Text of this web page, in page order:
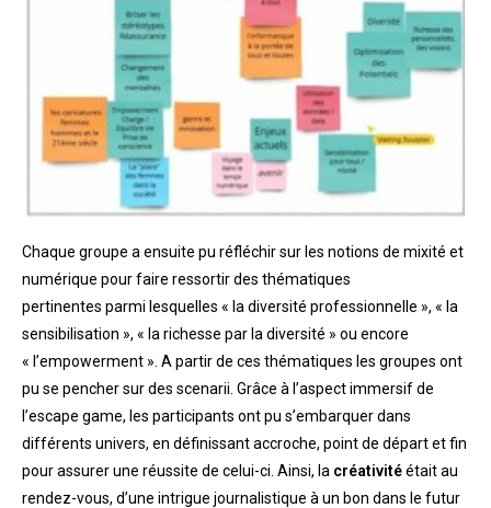
Chaque groupe a ensuite pu réfléchir sur les notions de mixité et
numérique pour faire ressortir des thématiques
pertinentes parmi lesquelles « la diversité professionnelle », « la
sensibilisation », « la richesse par la diversité » ou encore
« l’empowerment ». A partir de ces thématiques les groupes ont
pu se pencher sur des scenarii. Grâce à l’aspect immersif de
l’escape game, les participants ont pu s’embarquer dans
différents univers, en définissant accroche, point de départ et fin
pour assurer une réussite de celui-ci. Ainsi, la créativitéétait au
rendez-vous, d’une intrigue journalistique à un bon dans le futur